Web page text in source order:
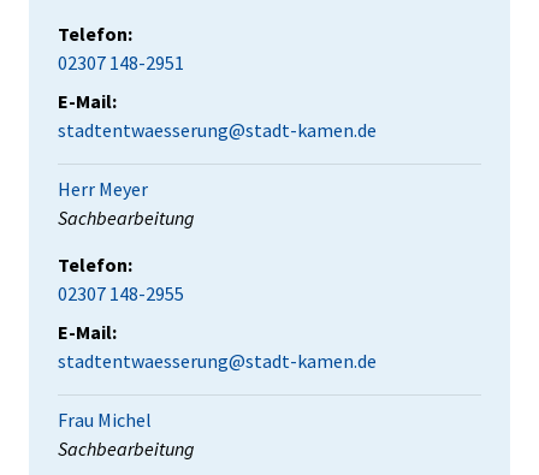
Telefon:
02307 148-2951
E-Mail:
stadtentwaesserung@stadt-kamen.de
Herr Meyer
Position:
Sachbearbeitung
Telefon:
02307 148-2955
E-Mail:
stadtentwaesserung@stadt-kamen.de
Frau Michel
Position:
Sachbearbeitung